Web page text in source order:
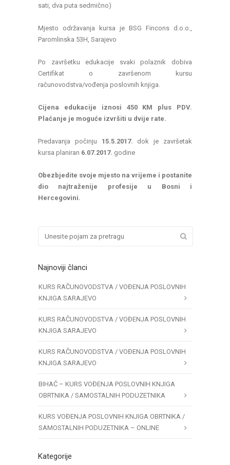
sati, dva puta sedmično)
Mjesto održavanja kursa je BSG Fincons d.o.o.,
Paromlinska 53H, Sarajevo
Po završetku edukacije svaki polaznik dobiva
Certifikat o završenom kursu
računovodstva/vođenja poslovnih knjiga.
Cijena edukacije iznosi 450 KM plus PDV.
Plaćanje je moguće izvršiti u dvije rate.
Predavanja počinju 15.5.2017. dok je završetak
kursa planiran 6.07.2017. godine
Obezbjedite svoje mjesto na vrijeme i postanite
dio najtraženije profesije u Bosni i
Hercegovini.
Najnoviji članci
KURS RAČUNOVODSTVA / VOĐENJA POSLOVNIH
KNJIGA SARAJEVO
KURS RAČUNOVODSTVA / VOĐENJA POSLOVNIH
KNJIGA SARAJEVO
KURS RAČUNOVODSTVA / VOĐENJA POSLOVNIH
KNJIGA SARAJEVO
BIHAĆ – KURS VOĐENJA POSLOVNIH KNJIGA
OBRTNIKA / SAMOSTALNIH PODUZETNIKA
KURS VOĐENJA POSLOVNIH KNJIGA OBRTNIKA /
SAMOSTALNIH PODUZETNIKA – ONLINE
Kategorije